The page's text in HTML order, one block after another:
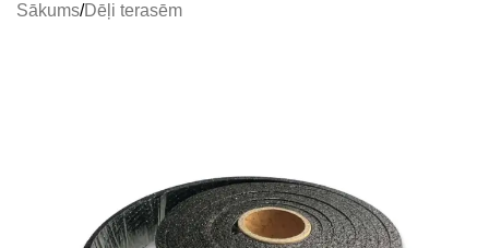
Sākums/Dēļi terasēm